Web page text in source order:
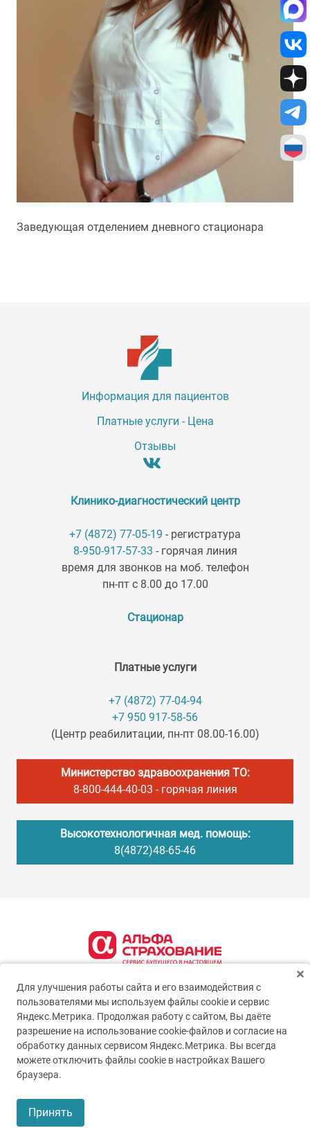
Заведующая отделением дневного стационара
Информация для пациентов
Платные услуги - Цена
Отзывы
Клинико-диагностический центр
+7 (4872) 77-05-19 - регистратура
8-950-917-57-33 - горячая линия
время для звонков на моб. телефон
пн-пт с 8.00 до 17.00
Стационар
Платные услуги
+7 (4872) 77-04-94
+7 950 917-58-56
(Центр реабилитации, пн-пт 08.00-16.00)
Министерство здравоохранения ТО:
8-800-444-40-03 - горячая линия
Высокотехнологичная мед. помощь:
8(4872)48-65-46
Для улучшения работы сайта и его взаимодействия с
пользователями мы используем файлы cookie и сервис
Яндекс.Метрика. Продолжая работу с сайтом, Вы даёте
разрешение на использование cookie-файлов и согласие на
обработку данных сервисом Яндекс.Метрика. Вы всегда
можете отключить файлы cookie в настройках Вашего
браузера.
Принять